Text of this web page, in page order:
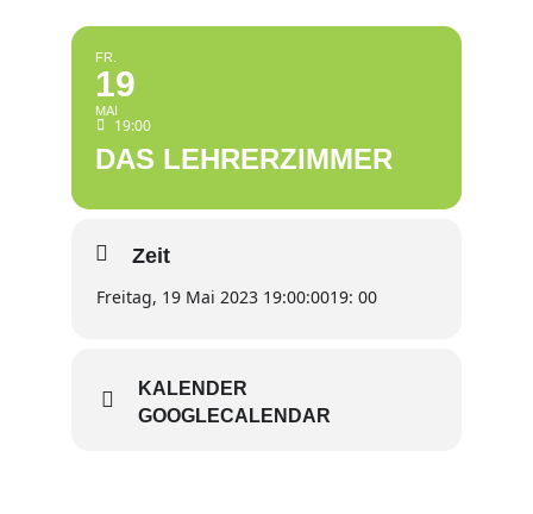
FR.
19
MAI
19:00
DAS LEHRERZIMMER
Zeit
Freitag, 19 Mai 2023 19:00:0019: 00
KALENDER
GOOGLECALENDAR